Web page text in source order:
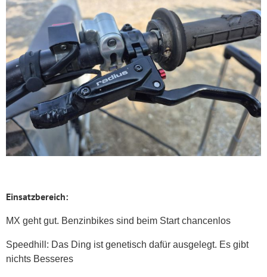
Einsatzbereich:
MX geht gut. Benzinbikes sind beim Start chancenlos
Speedhill: Das Ding ist genetisch dafür ausgelegt. Es gibt
nichts Besseres